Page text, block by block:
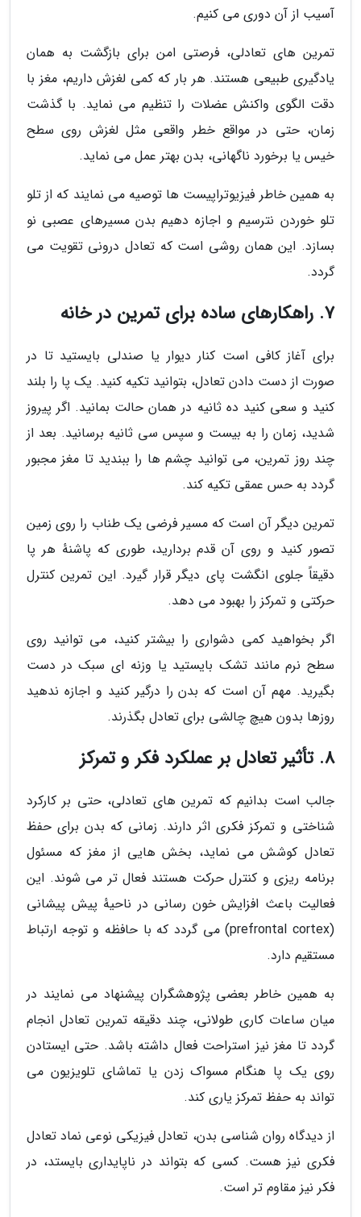
آسیب از آن دوری می کنیم.
تمرین های تعادلی، فرصتی امن برای بازگشت به همان
یادگیری طبیعی هستند. هر بار که کمی لغزش داریم، مغز با
دقت الگوی واکنش عضلات را تنظیم می نماید. با گذشت
زمان، حتی در مواقع خطر واقعی مثل لغزش روی سطح
خیس یا برخورد ناگهانی، بدن بهتر عمل می نماید.
به همین خاطر فیزیوتراپیست ها توصیه می نمایند که از تلو
تلو خوردن نترسیم و اجازه دهیم بدن مسیرهای عصبی نو
بسازد. این همان روشی است که تعادل درونی تقویت می
گردد.
7. راهکارهای ساده برای تمرین در خانه
برای آغاز کافی است کنار دیوار یا صندلی بایستید تا در
صورت از دست دادن تعادل، بتوانید تکیه کنید. یک پا را بلند
کنید و سعی کنید ده ثانیه در همان حالت بمانید. اگر پیروز
شدید، زمان را به بیست و سپس سی ثانیه برسانید. بعد از
چند روز تمرین، می توانید چشم ها را ببندید تا مغز مجبور
گردد به حس عمقی تکیه کند.
تمرین دیگر آن است که مسیر فرضی یک طناب را روی زمین
تصور کنید و روی آن قدم بردارید، طوری که پاشنهٔ هر پا
دقیقاً جلوی انگشت پای دیگر قرار گیرد. این تمرین کنترل
حرکتی و تمرکز را بهبود می دهد.
اگر بخواهید کمی دشواری را بیشتر کنید، می توانید روی
سطح نرم مانند تشک بایستید یا وزنه ای سبک در دست
بگیرید. مهم آن است که بدن را درگیر کنید و اجازه ندهید
روزها بدون هیچ چالشی برای تعادل بگذرند.
8. تأثیر تعادل بر عملکرد فکر و تمرکز
جالب است بدانیم که تمرین های تعادلی، حتی بر کارکرد
شناختی و تمرکز فکری اثر دارند. زمانی که بدن برای حفظ
تعادل کوشش می نماید، بخش هایی از مغز که مسئول
برنامه ریزی و کنترل حرکت هستند فعال تر می شوند. این
فعالیت باعث افزایش خون رسانی در ناحیهٔ پیش پیشانی
(prefrontal cortex) می گردد که با حافظه و توجه ارتباط
مستقیم دارد.
به همین خاطر بعضی پژوهشگران پیشنهاد می نمایند در
میان ساعات کاری طولانی، چند دقیقه تمرین تعادل انجام
گردد تا مغز نیز استراحت فعال داشته باشد. حتی ایستادن
روی یک پا هنگام مسواک زدن یا تماشای تلویزیون می
تواند به حفظ تمرکز یاری کند.
از دیدگاه روان شناسی بدن، تعادل فیزیکی نوعی نماد تعادل
فکری نیز هست. کسی که بتواند در ناپایداری بایستد، در
فکر نیز مقاوم تر است.